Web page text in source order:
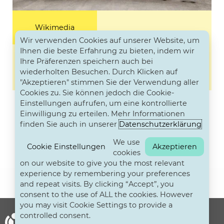
Wikimedia
Knowledge Equity Calendar und
Movement Strategy
Wir verwenden Cookies auf unserer Website, um
Ihnen die beste Erfahrung zu bieten, indem wir
Ihre Präferenzen speichern auch bei
wiederholten Besuchen. Durch Klicken auf
"Akzeptieren" stimmen Sie der Verwendung aller
Cookies zu. Sie können jedoch die Cookie-
Einstellungen aufrufen, um eine kontrollierte
Einwilligung zu erteilen. Mehr Informationen
finden Sie auch in unsererDatenschutzerklärung
Cookie Einstellungen Akzeptieren
We use
cookies
on our website to give you the most relevant
experience by remembering your preferences
and repeat visits. By clicking “Accept”, you
consent to the use of ALL the cookies. However
you may visit Cookie Settings to provide a
controlled consent.